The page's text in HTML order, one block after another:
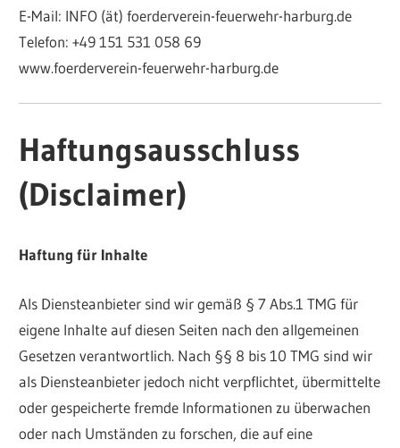
Harburg
e.V.
E-Mail: INFO (ät) foerderverein-feuerwehr-harburg.de
Telefon: +49 151 531 058 69
www.foerderverein-feuerwehr-harburg.de
Haftungsausschluss
(Disclaimer)
Haftung für Inhalte
Als Diensteanbieter sind wir gemäß § 7 Abs.1 TMG für
eigene Inhalte auf diesen Seiten nach den allgemeinen
Gesetzen verantwortlich. Nach §§ 8 bis 10 TMG sind wir
als Diensteanbieter jedoch nicht verpflichtet, übermittelte
oder gespeicherte fremde Informationen zu überwachen
oder nach Umständen zu forschen, die auf eine